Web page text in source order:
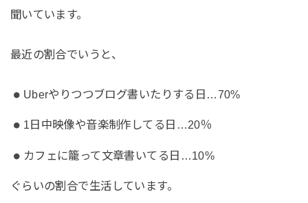
聞いています。
最近の割合でいうと、
Uberやりつつブログ書いたりする日…70%
1日中映像や音楽制作してる日…20％
カフェに籠って文章書いてる日…10%
ぐらいの割合で生活しています。